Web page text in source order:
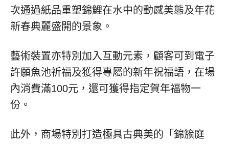
次通過紙品重塑錦鯉在水中的動感美態及年花
新春典麗盛開的景象。
藝術裝置亦特別加入互動元素，顧客可到電子
許願魚池祈福及獲得專屬的新年祝福語，在場
內消費滿100元，還可獲得指定賀年福物一
份。
此外，商場特別打造極具古典美的「錦簇庭